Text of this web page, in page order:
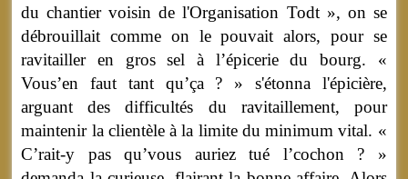
du chantier voisin de l'Organisation Todt », on se
débrouillait comme on le pouvait alors, pour se
ravitailler en gros sel à l’épicerie du bourg. «
Vous’en faut tant qu’ça ? » s'étonna l'épicière,
arguant des difficultés du ravitaillement, pour
maintenir la clientèle à la limite du minimum vital. «
C’rait-y pas qu’vous auriez tué l’cochon ? »